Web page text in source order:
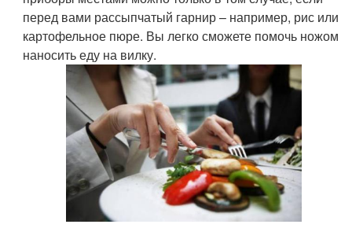
перед вами рассыпчатый гарнир – например, рис или
картофельное пюре. Вы легко сможете помочь ножом
наносить еду на вилку.